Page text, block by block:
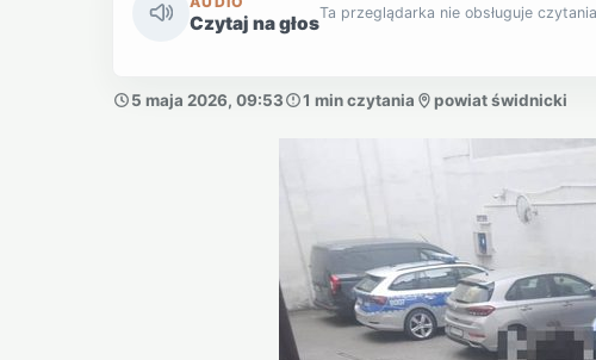
Czytaj na głosTa przeglądarka nie obsługuje
5 maja 2026, 09:53 1 min czytania powiat świdnicki